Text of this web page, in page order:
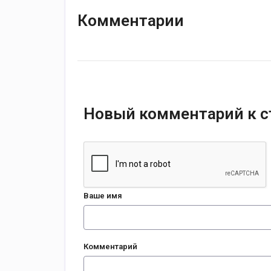
Комментарии
Новый комментарий к
Ваше имя
Комментарий